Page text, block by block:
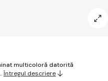
multicoloră datorită
Întregul descriere